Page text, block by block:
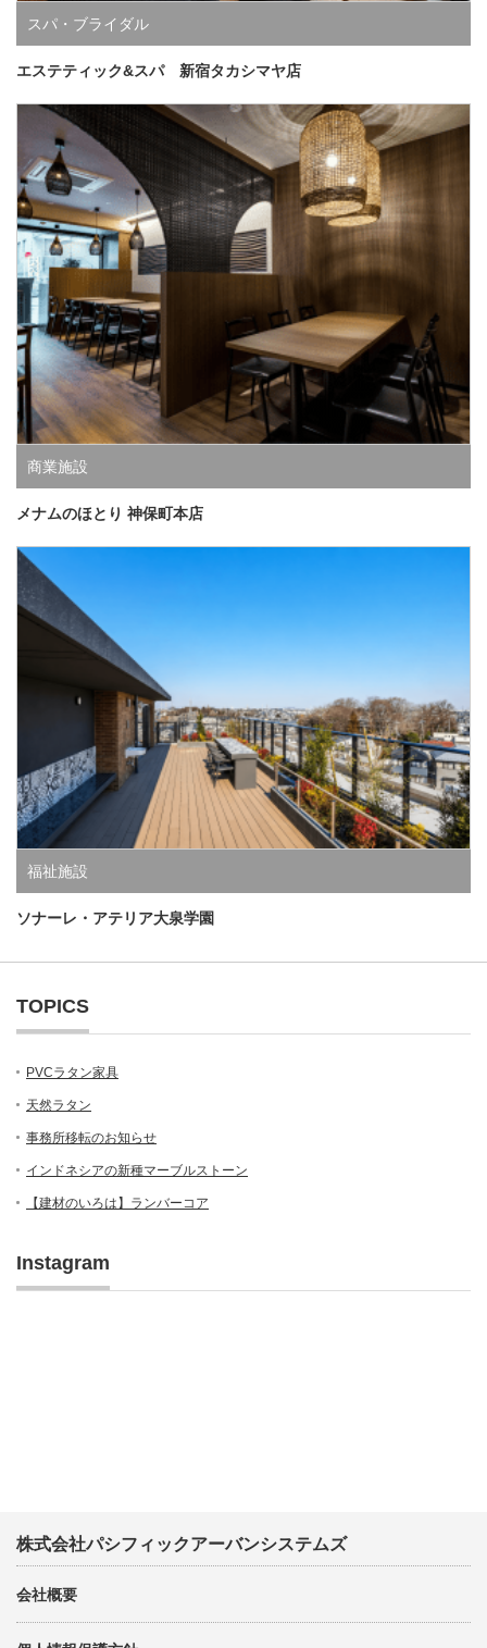
スパ・ブライダル
エステティック&スパ 新宿タカシマヤ店
商業施設
メナムのほとり 神保町本店
福祉施設
ソナーレ・アテリア大泉学園
TOPICS
PVCラタン家具
天然ラタン
事務所移転のお知らせ
インドネシアの新種マーブルストーン
【建材のいろは】ランバーコア
Instagram
株式会社パシフィックアーバンシステムズ
会社概要